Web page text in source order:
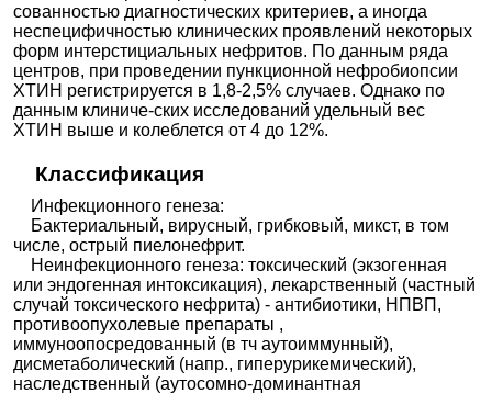
сованностью диагностических критериев, а иногда
неспецифичностью клинических проявлений некоторых
форм интерстициальных нефритов. По данным ряда
центров, при проведении пункционной нефробиопсии
ХТИН регистрируется в 1,8-2,5% случаев. Однако по
данным клиниче-ских исследований удельный вес
ХТИН выше и колеблется от 4 до 12%.
Классификация
Инфекционного генеза:
Бактериальный, вирусный, грибковый, микст, в том
числе, острый пиелонефрит.
Неинфекционного генеза: токсический (экзогенная
или эндогенная интоксикация), лекарственный (частный
случай токсического нефрита) - антибиотики, НПВП,
противоопухолевые препараты ,
иммуноопосредованный (в тч аутоиммунный),
дисметаболический (напр., гиперурикемический),
наследственный (аутосомно-доминантная